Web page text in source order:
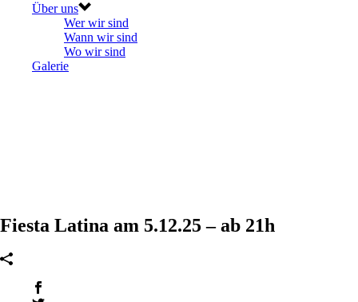
Über uns
Wer wir sind
Wann wir sind
Wo wir sind
Galerie
Fiesta Latina am 5.12.25 – ab 21h